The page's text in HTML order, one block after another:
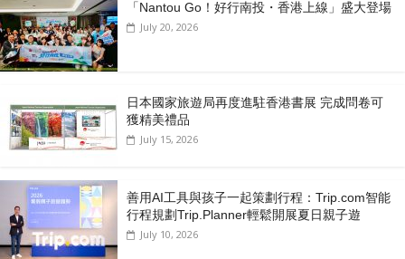
「Nantou Go！好行南投・香港上線」盛大登場
July 20, 2026
日本國家旅遊局再度進駐香港書展 完成問卷可
獲精美禮品
July 15, 2026
善用AI工具與孩子一起策劃行程：Trip.com智能
行程規劃Trip.Planner輕鬆開展夏日親子遊
July 10, 2026